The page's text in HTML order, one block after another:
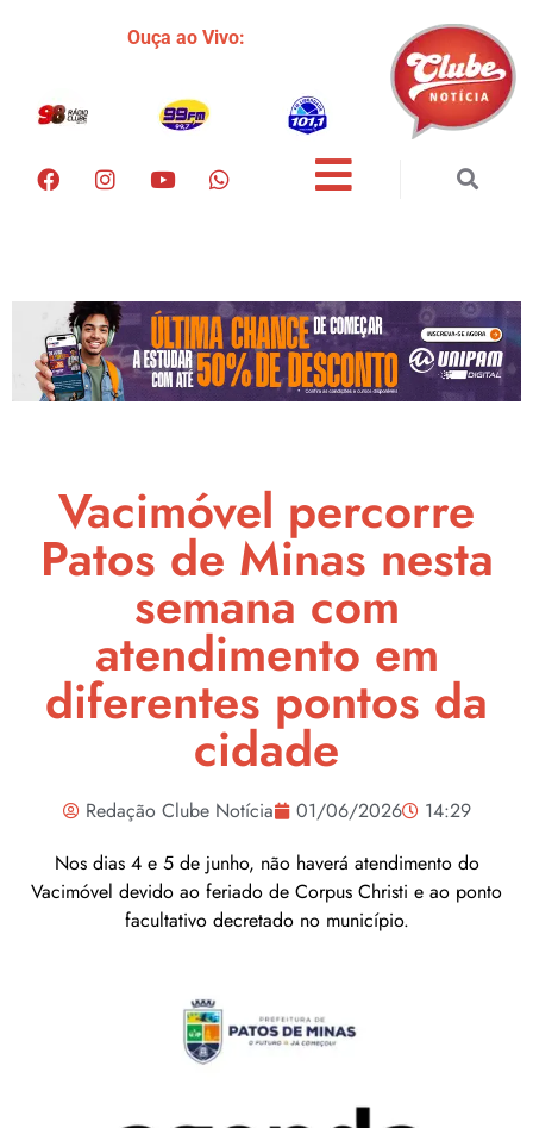
Ouça ao Vivo:
Vacimóvel percorre
Patos de Minas nesta
semana com
atendimento em
diferentes pontos da
cidade
Redação Clube Notícia 01/06/2026
14:29
Nos dias 4 e 5 de junho, não haverá atendimento do
Vacimóvel devido ao feriado de Corpus Christi e ao ponto
facultativo decretado no município.